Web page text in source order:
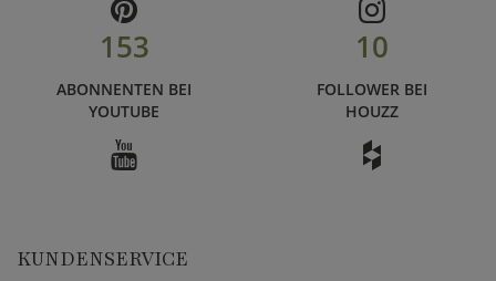
153
ABONNENTEN BEI
YOUTUBE
10
FOLLOWER BEI
HOUZZ
KUNDENSERVICE